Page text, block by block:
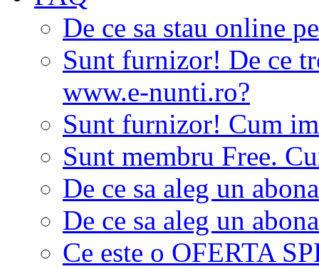
De ce sa stau online
Sunt furnizor! De ce
www.e-nunti.ro?
Sunt furnizor! Cum
Sunt membru Free.
De ce sa aleg un
De ce sa aleg un
Ce este o OFERTA